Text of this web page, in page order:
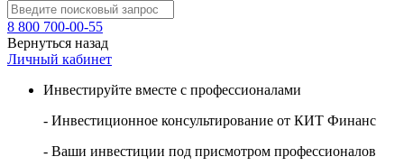
8 800 700-00-55
Вернуться назад
Личный кабинет
Инвестируйте вместе с профессионалами
- Инвестиционное консультирование от КИТ Финанс
- Ваши инвестиции под присмотром профессионалов